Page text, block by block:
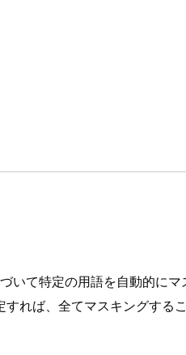
て特定の用語を自動的に
れば、全てマスキングするこ